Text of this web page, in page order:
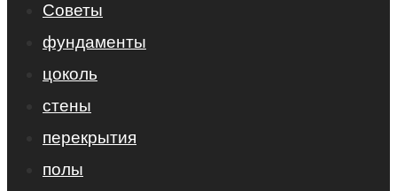
Советы
фундаменты
цоколь
стены
перекрытия
полы